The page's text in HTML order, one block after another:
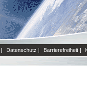
| Datenschutz | Barrierefreiheit |